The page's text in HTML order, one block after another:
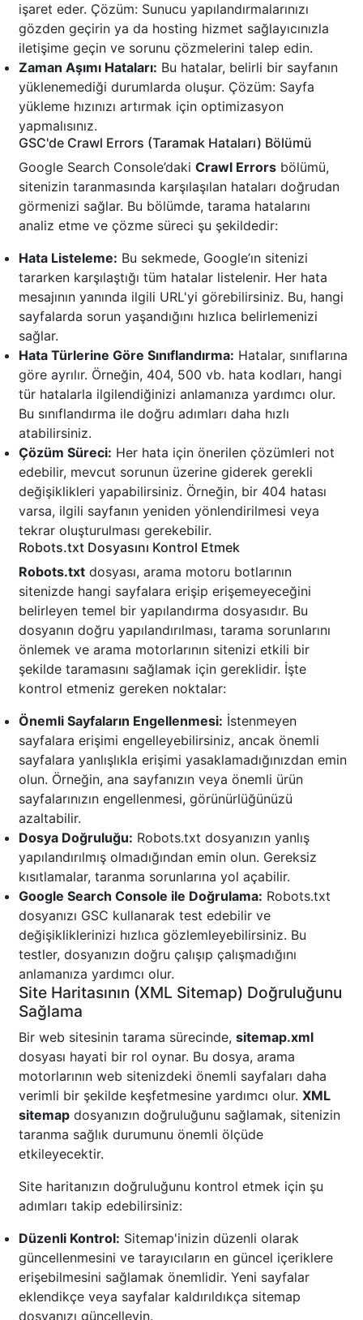
işaret eder. Çözüm: Sunucu yapılandırmalarınızı
gözden geçirin ya da hosting hizmet sağlayıcınızla
iletişime geçin ve sorunu çözmelerini talep edin.
Zaman Aşımı Hataları: Bu hatalar, belirli bir sayfanın
yüklenemediği durumlarda oluşur. Çözüm: Sayfa
yükleme hızınızı artırmak için optimizasyon
yapmalısınız.
GSC'de Crawl Errors (Taramak Hataları) Bölümü
Google Search Console’daki Crawl Errors bölümü,
sitenizin taranmasında karşılaşılan hataları doğrudan
görmenizi sağlar. Bu bölümde, tarama hatalarını
analiz etme ve çözme süreci şu şekildedir:
Hata Listeleme: Bu sekmede, Google’ın sitenizi
tararken karşılaştığı tüm hatalar listelenir. Her hata
mesajının yanında ilgili URL'yi görebilirsiniz. Bu, hangi
sayfalarda sorun yaşandığını hızlıca belirlemenizi
sağlar.
Hata Türlerine Göre Sınıflandırma: Hatalar, sınıflarına
göre ayrılır. Örneğin, 404, 500 vb. hata kodları, hangi
tür hatalarla ilgilendiğinizi anlamanıza yardımcı olur.
Bu sınıflandırma ile doğru adımları daha hızlı
atabilirsiniz.
Çözüm Süreci: Her hata için önerilen çözümleri not
edebilir, mevcut sorunun üzerine giderek gerekli
değişiklikleri yapabilirsiniz. Örneğin, bir 404 hatası
varsa, ilgili sayfanın yeniden yönlendirilmesi veya
tekrar oluşturulması gerekebilir.
Robots.txt Dosyasını Kontrol Etmek
Robots.txt dosyası, arama motoru botlarının
sitenizde hangi sayfalara erişip erişemeyeceğini
belirleyen temel bir yapılandırma dosyasıdır. Bu
dosyanın doğru yapılandırılması, tarama sorunlarını
önlemek ve arama motorlarının sitenizi etkili bir
şekilde taramasını sağlamak için gereklidir. İşte
kontrol etmeniz gereken noktalar:
Önemli Sayfaların Engellenmesi: İstenmeyen
sayfalara erişimi engelleyebilirsiniz, ancak önemli
sayfalara yanlışlıkla erişimi yasaklamadığınızdan emin
olun. Örneğin, ana sayfanızın veya önemli ürün
sayfalarınızın engellenmesi, görünürlüğünüzü
azaltabilir.
Dosya Doğruluğu: Robots.txt dosyanızın yanlış
yapılandırılmış olmadığından emin olun. Gereksiz
kısıtlamalar, taranma sorunlarına yol açabilir.
Google Search Console ile Doğrulama: Robots.txt
dosyanızı GSC kullanarak test edebilir ve
değişikliklerinizi hızlıca gözlemleyebilirsiniz. Bu
testler, dosyanızın doğru çalışıp çalışmadığını
anlamanıza yardımcı olur.
Site Haritasının (XML Sitemap) Doğruluğunu
Sağlama
Bir web sitesinin tarama sürecinde, sitemap.xml
dosyası hayati bir rol oynar. Bu dosya, arama
motorlarının web sitenizdeki önemli sayfaları daha
verimli bir şekilde keşfetmesine yardımcı olur. XML
sitemap dosyanızın doğruluğunu sağlamak, sitenizin
taranma sağlık durumunu önemli ölçüde
etkileyecektir.
Site haritanızın doğruluğunu kontrol etmek için şu
adımları takip edebilirsiniz:
Düzenli Kontrol: Sitemap'inizin düzenli olarak
güncellenmesini ve tarayıcıların en güncel içeriklere
erişebilmesini sağlamak önemlidir. Yeni sayfalar
eklendikçe veya sayfalar kaldırıldıkça sitemap
dosyanızı güncelleyin.